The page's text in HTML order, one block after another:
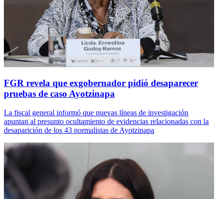
FGR revela que exgobernador pidió desaparecer
pruebas de caso Ayotzinapa
La fiscal general informó que nuevas líneas de investigación
apuntan al presunto ocultamiento de evidencias relacionadas con la
desaparición de los 43 normalistas de Ayotzinapa